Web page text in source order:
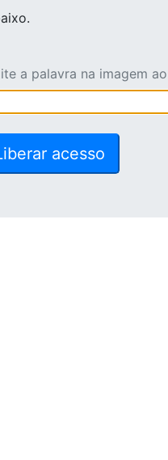
a palavra na imagem